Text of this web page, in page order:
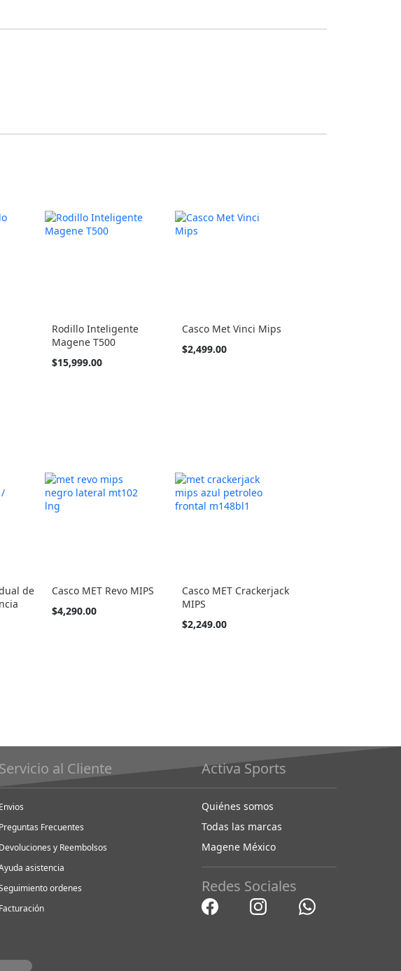
Rodillo Inteligente
Magene T500
$15,999.00
Casco Met Vinci Mips
Tan
$2,499.00
de
Casco MET Revo MIPS
Tan
$4,290.00
Casco MET Crackerjack
MIPS
Tan
$2,249.00
Servicio al Cliente
Envios
Preguntas Frecuentes
Devoluciones y Reembolsos
asistencia
ordenes
Facturación
Activa Sports
Quiénes somos
Todas las marcas
Magene México
Redes Sociales